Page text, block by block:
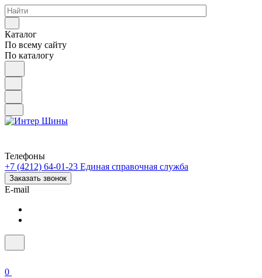
Каталог
По всему сайту
По каталогу
Телефоны
+7 (4212) 64-01-23 Единая справочная служба
Заказать звонок
E-mail
0